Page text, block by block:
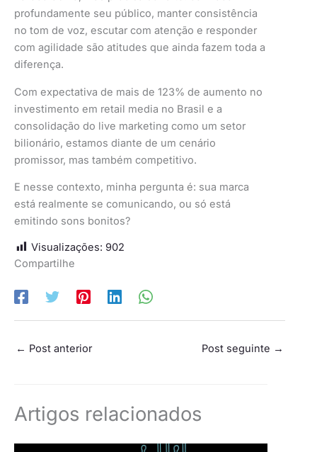
profundamente seu público, manter consistência
no tom de voz, escutar com atenção e responder
com agilidade são atitudes que ainda fazem toda a
diferença.
Com expectativa de mais de 123% de aumento no
investimento em retail media no Brasil e a
consolidação do live marketing como um setor
bilionário, estamos diante de um cenário
promissor, mas também competitivo.
E nesse contexto, minha pergunta é: sua marca
está realmente se comunicando, ou só está
emitindo sons bonitos?
Visualizações: 902
Compartilhe
← Post anterior Post seguinte →
Artigos relacionados